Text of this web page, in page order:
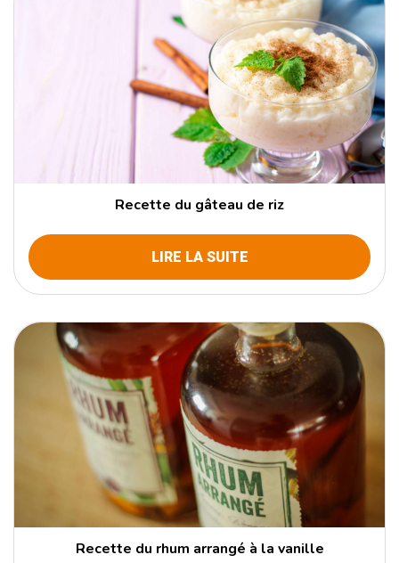
Recette du gâteau de riz
LIRE LA SUITE
Recette du rhum arrangé à la vanille